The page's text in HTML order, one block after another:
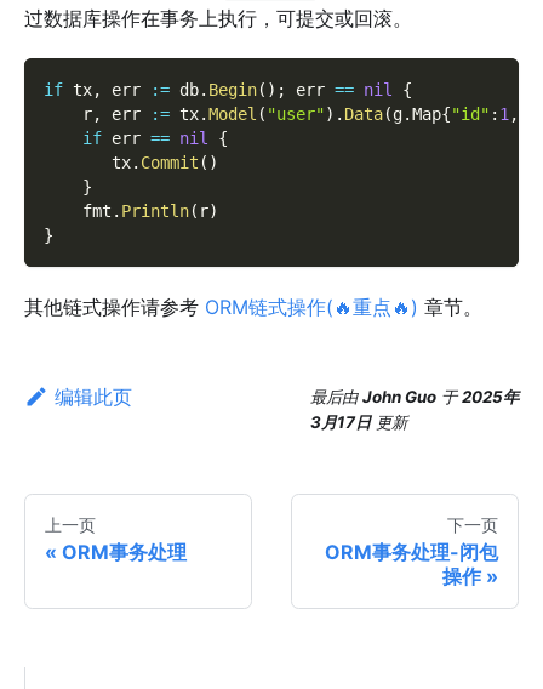
过数据库操作在事务上执行，可提交或回滚。
if tx, err := db. Begin( ) ; err == nil
{
    r
, err := tx.Model ( "user") . Data(g.Map{"id" : 1 ,
if err == nil
{
       tx
. Commit ( )
}
    fmt
. Println( r)
}
其他链式操作请参考 ORM链式操作(🔥重点🔥) 章节。
编辑此页 最后由John Guo 于2025年
3月17日 更新
上一页
ORM事务处理
下一页
ORM事务处理-闭包
操作